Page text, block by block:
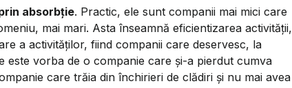
absorbție. Practic, ele sunt companii mai mici care
mai mari. Asta înseamnă eficientizarea activității,
a activităților, fiind companii care deservesc, la
este vorba de o companie care și-a pierdut cumva
care trăia din închirieri de clădiri și nu mai avea